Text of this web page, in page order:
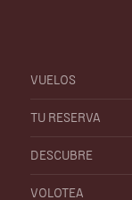
VUELOS
TU RESERVA
DESCUBRE
VOLOTEA